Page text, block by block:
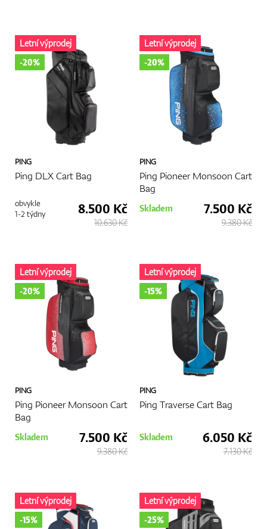
PING
Ping DLX Cart Bag
Letní výprodej
-20%
obvykle
1-2 týdny
8.500 Kč
10.630 Kč
PING
Ping Pioneer Monsoon Cart
Bag
Letní výprodej
-20%
Skladem 7.500 Kč
9.380 Kč
PING
Ping Pioneer Monsoon Cart
Bag
Letní výprodej
-20%
Skladem 7.500 Kč
9.380 Kč
PING
Ping Traverse Cart Bag
Letní výprodej
-15%
Skladem 6.050 Kč
7.130 Kč
Letní výprodej
-15%
Letní výprodej
-25%